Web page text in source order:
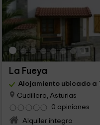
La Fueya
Alojamiento ubicado a
Cudillero, Asturias
0 opiniones
Alquiler íntegro